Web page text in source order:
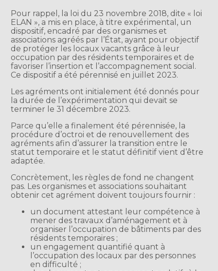
Pour rappel, la loi du 23 novembre 2018, dite « loi
ELAN », a mis en place, à titre expérimental, un
dispositif, encadré par des organismes et
associations agréés par l’État, ayant pour objectif
de protéger les locaux vacants grâce à leur
occupation par des résidents temporaires et de
favoriser l’insertion et l’accompagnement social.
Ce dispositif a été pérennisé en juillet 2023.
Les agréments ont initialement été donnés pour
la durée de l’expérimentation qui devait se
terminer le 31 décembre 2023.
Parce qu’elle a finalement été pérennisée, la
procédure d’octroi et de renouvellement des
agréments afin d’assurer la transition entre le
statut temporaire et le statut définitif vient d’être
adaptée.
Concrètement, les règles de fond ne changent
pas. Les organismes et associations souhaitant
obtenir cet agrément doivent toujours fournir :
un document attestant leur compétence à
mener des travaux d’aménagement et à
organiser l’occupation de bâtiments par des
résidents temporaires ;
un engagement quantifié quant à
l’occupation des locaux par des personnes
en difficulté ;